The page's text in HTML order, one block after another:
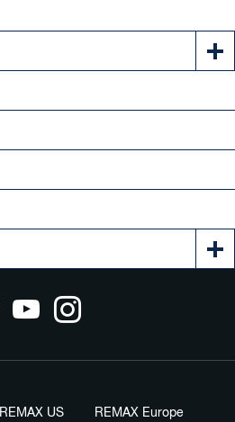
REMAX US REMAX Europe